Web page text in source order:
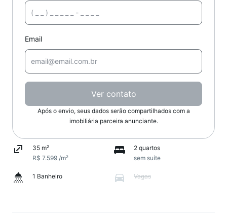
Email
Ver contato
Após o envio, seus dados serão compartilhados com a
imobiliária parceira anunciante.
35 m²
R$ 7.599 /m²
2 quartos
sem suíte
1 Banheiro Vagas